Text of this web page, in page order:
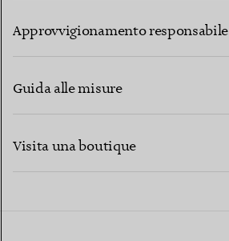
Approvvigionamento responsabile
Guida alle misure
Visita una boutique